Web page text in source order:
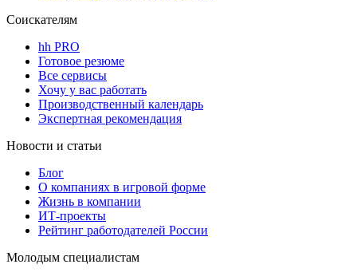
Соискателям
hh PRO
Готовое резюме
Все сервисы
Хочу у вас работать
Производственный календарь
Экспертная рекомендация
Новости и статьи
Блог
О компаниях в игровой форме
Жизнь в компании
ИТ-проекты
Рейтинг работодателей России
Молодым специалистам